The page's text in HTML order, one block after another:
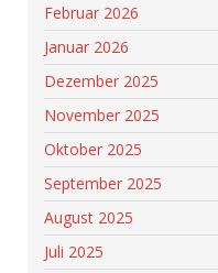
Februar 2026
Januar 2026
Dezember 2025
November 2025
Oktober 2025
September 2025
August 2025
Juli 2025